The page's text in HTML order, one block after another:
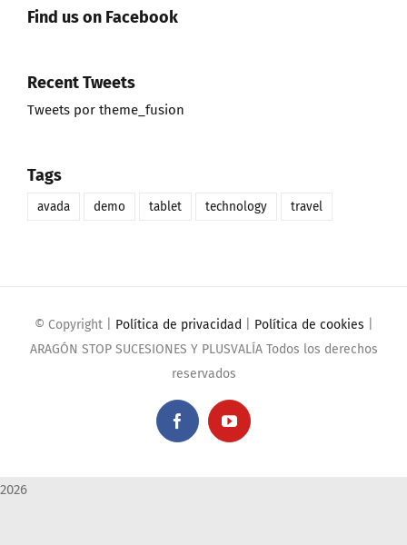
Find us on Facebook
Recent Tweets
Tweets por theme_fusion
Tags
avada demo tablet technology travel
© Copyright Política de privacidad Política de cookies
ARAGÓN STOP SUCESIONES Y PLUSVALÍA Todos los derechos
reservados
FacebookYouTube
2026